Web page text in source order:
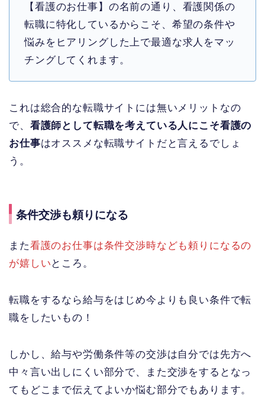
【看護のお仕事】の名前の通り、看護関係の
転職に特化しているからこそ、希望の条件や
悩みをヒアリングした上で最適な求人をマッ
チングしてくれます。
これは総合的な転職サイトには無いメリットなの
で、 看護師として転職を考えている人にこそ看護の
お仕事はオススメな転職サイトだと言えるでしょ
う。
条件交渉も頼りになる
また看護のお仕事は条件交渉時なども頼りになるの
が嬉しい ところ。
転職をするなら給与をはじめ今よりも良い条件で転
職をしたいもの！
しかし、給与や労働条件等の交渉は自分では先方へ
中々言い出しにくい部分で、また交渉をするとなっ
てもどこまで伝えてよいか悩む部分でもあります。